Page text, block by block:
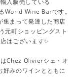
World Wine Barです。
集まって発達した商店
元町ショッピングスト
はございます✨
Chez Olivierシェ・オ
好みのワインとともに